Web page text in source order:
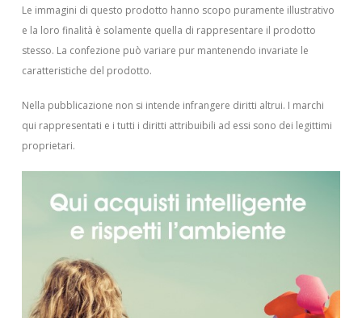
Le immagini di questo prodotto hanno scopo puramente illustrativo
e la loro finalità è solamente quella di rappresentare il prodotto
stesso. La confezione può variare pur mantenendo invariate le
caratteristiche del prodotto.
Nella pubblicazione non si intende infrangere diritti altrui. I marchi
qui rappresentati e i tutti i diritti attribuibili ad essi sono dei legittimi
proprietari.